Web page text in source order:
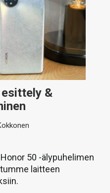
&
50 -älypuhelimen
laitteen